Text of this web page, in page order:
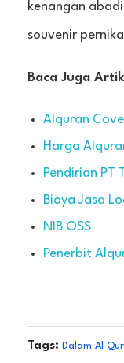
kenangan
souvenir
Baca Juga
Alquran
Harga
Pendirian PT
Biaya Jasa
NIB OSS
Penerbit
Tags: Dalam Al